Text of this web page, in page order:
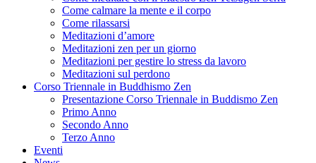
Come calmare la mente e il corpo
Come rilassarsi
Meditazioni d’amore
Meditazioni zen per un giorno
Meditazioni per gestire lo stress da lavoro
Meditazioni sul perdono
Corso Triennale in Buddhismo Zen
Presentazione Corso Triennale in Buddismo Zen
Primo Anno
Secondo Anno
Terzo Anno
Eventi